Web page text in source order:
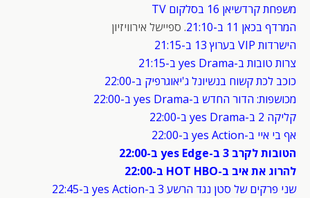
משפחת קרדשיאן 16 בסלקום TV
המרדף בכאן 11 ב-21:10
. ספיישל אירוויזיון
הישרדות VIP בערוץ 13 ב-21:15
צרות טובות ב-yes Drama ב-21:15
כוכב לכת קשוח בנשיונל ג'יאוגרפיק ב-22:00
מכושפות: הדור החדש ב-yes Drama ב-22:00
קליקה 2 ב-yes Drama ב-22:00
אף בי איי ב-yes Action ב-22:00
הטובות לקרב 3 ב-yes Edge ב-22:00
להרוג את איב ב-HOT HBO ב-22:00
שני פרקים של סטן נגד הרשע 3 ב-yes Action ב-22:45